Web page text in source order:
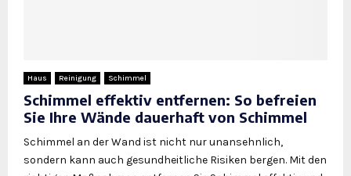
Haus Reinigung Schimmel
Schimmel effektiv entfernen: So befreien
Sie Ihre Wände dauerhaft von Schimmel
Schimmel an der Wand ist nicht nur unansehnlich,
sondern kann auch gesundheitliche Risiken bergen. Mit den